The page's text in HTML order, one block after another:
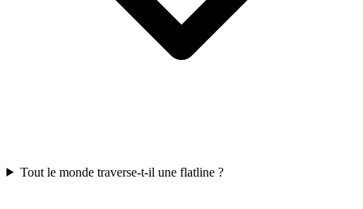
Tout le monde traverse-t-il une flatline ?